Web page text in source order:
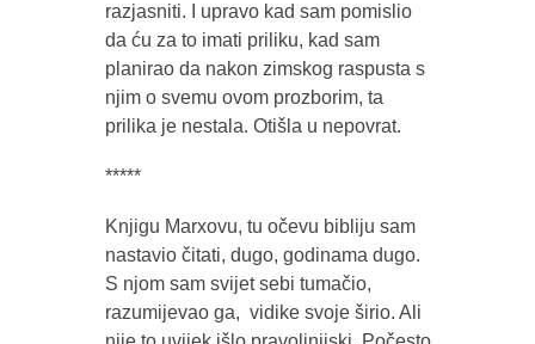
razjasniti. I upravo kad sam pomislio
da ću za to imati priliku, kad sam
planirao da nakon zimskog raspusta s
njim o svemu ovom prozborim, ta
prilika je nestala. Otišla u nepovrat.
*****
Knjigu Marxovu, tu očevu bibliju sam
nastavio čitati, dugo, godinama dugo.
S njom sam svijet sebi tumačio,
razumijevao ga, vidike svoje širio. Ali